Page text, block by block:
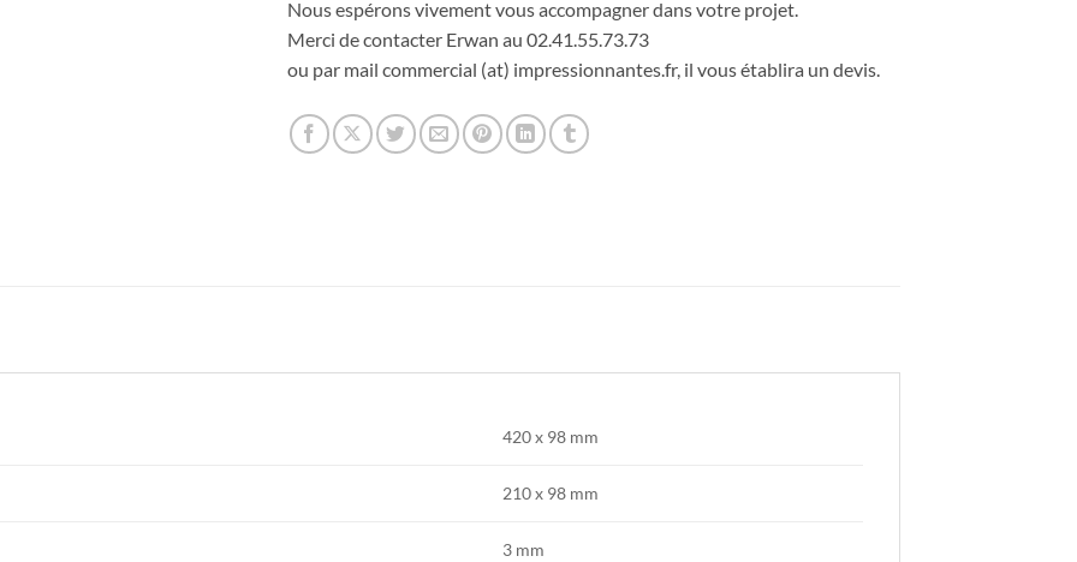
Nous espérons vivement vous accompagner dans votre projet.
Merci de contacter Erwan au 02.41.55.73.73
ou par mail commercial (at) impressionnantes.fr, il vous établira un devis.
420 x 98 mm
210 x 98 mm
3 mm